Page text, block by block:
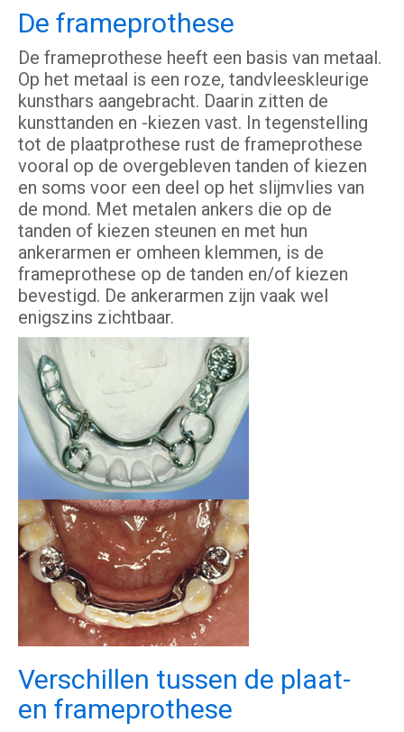
De frameprothese
De frameprothese heeft een basis van metaal.
Op het metaal is een roze, tandvleeskleurige
kunsthars aangebracht. Daarin zitten de
kunsttanden en -kiezen vast. In tegenstelling
tot de plaatprothese rust de frameprothese
vooral op de overgebleven tanden of kiezen
en soms voor een deel op het slijmvlies van
de mond. Met metalen ankers die op de
tanden of kiezen steunen en met hun
ankerarmen er omheen klemmen, is de
frameprothese op de tanden en/of kiezen
bevestigd. De ankerarmen zijn vaak wel
enigszins zichtbaar.
Verschillen tussen de plaat-
en frameprothese